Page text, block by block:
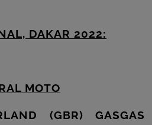
DAKAR 2022:
MOTO
(GBR) GASGAS